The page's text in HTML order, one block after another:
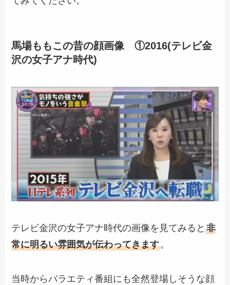
馬場ももこの昔の顔画像 ①2016(テレビ金
沢の女子アナ時代)
テレビ金沢の女子アナ時代の画像を見てみると非
常に明るい雰囲気が伝わってきます。
当時からバラエティ番組にも全然登場しそうな顔